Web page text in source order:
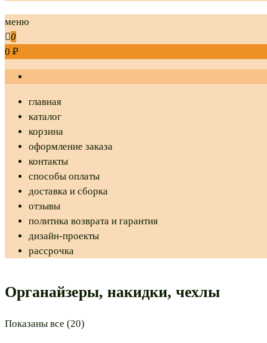
меню
0
0 ₽
главная
каталог
корзина
оформление заказа
контакты
способы оплаты
доставка и сборка
отзывы
политика возврата и гарантия
дизайн-проекты
рассрочка
Органайзеры, накидки, чехлы
Показаны все (20)